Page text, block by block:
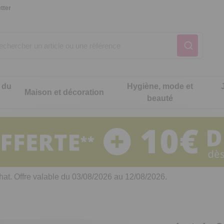
cuisine
de cuisine malins
Notre produit du
Notre produit du
Maison et décoration
Notre produit du
Hygiène, mode et
beauté
intimité
Notre produit du
Notre produit du
Notre produit du
Offre valable du 03/08/2026 au 12/08/2026.